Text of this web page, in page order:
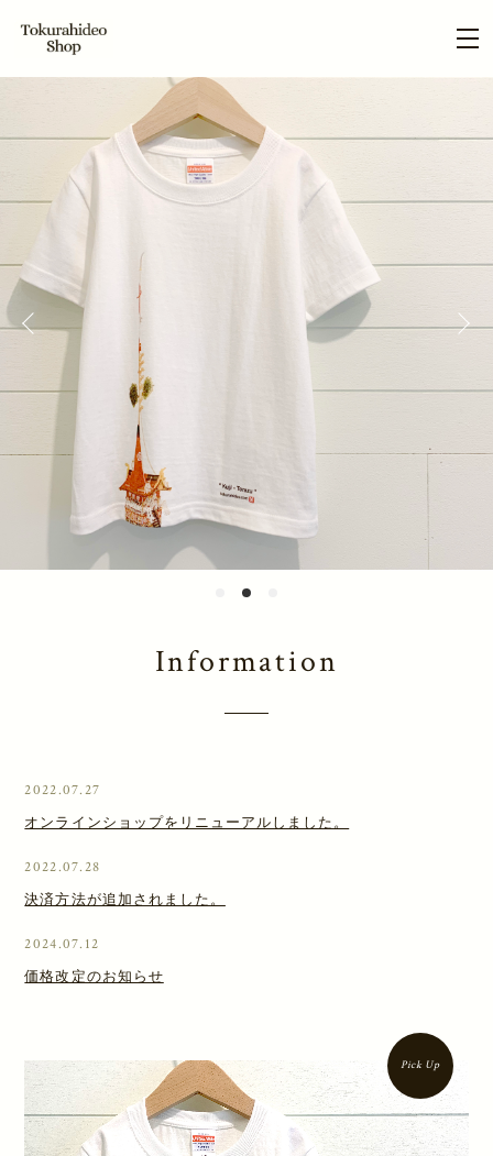
Information
2022.07.27
オンラインショップをリニューアルしました。
2022.07.28
決済方法が追加されました。
2024.07.12
価格改定のお知らせ
Pick Up